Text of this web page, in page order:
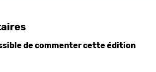
de commenter cette édition